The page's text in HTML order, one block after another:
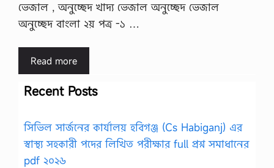
ভেজাল , অনুচ্ছেদ খাদ্য ভেজাল অনুচ্ছেদ ভেজাল
অনুচ্ছেদ বাংলা ২য় পত্র -১ …
Read more
Recent Posts
সিভিল সার্জনের কার্যালয় হবিগঞ্জ (Cs Habiganj) এর
স্বাস্থ্য সহকারী পদের লিখিত পরীক্ষার full প্রশ্ন সমাধানের
pdf ২০২৬